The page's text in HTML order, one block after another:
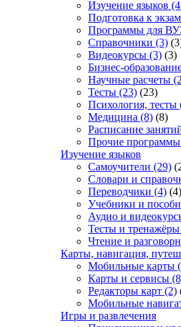
Изучение языков
Подготовка к
Программы для
Справочники (3)
Видеокурсы (3) (3)
Бизнес-
Научные расчеты
Тесты (23) (23)
Психология, тесты
Медицина (8) (8)
Расписание
Прочие программы
Изучение языков
Самоучители (29)
Словари и
Переводчики (4) (4)
Учебники и
Аудио и
Тесты и тренажёры
Чтение и
Карты, навигация,
Мобильные карты
Карты и сервисы
Редакторы карт (2)
Мобильные
Игры и развлечения